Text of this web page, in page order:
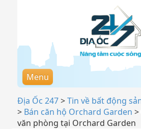
Menu
Địa Ốc 247>Tin về bất động
> Bán căn hộ Orchard Garden >
văn phòng tại Orchard Garden